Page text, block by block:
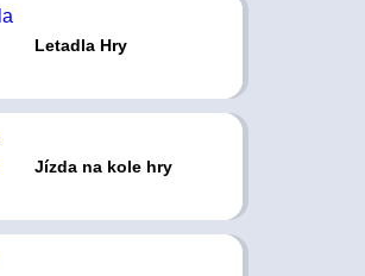
Letadla Hry
Jízda na kole hry